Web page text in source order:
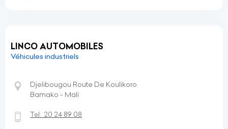
LINCO AUTOMOBILES
Véhicules industriels
Djelibougou Route De Koulikoro
Bamako - Mali
Tel: 20 24 89 08